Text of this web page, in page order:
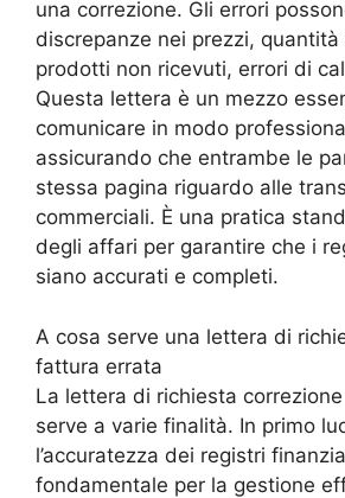
una correzione. Gli errori
discrepanze nei prezzi,
prodotti non ricevuti, errori di
Questa lettera è un mezzo
comunicare in modo
assicurando che entrambe le
stessa pagina riguardo alle
commerciali. È una pratica
degli affari per garantire che i
siano accurati e completi.
A cosa serve una lettera di
fattura errata
La lettera di richiesta
serve a varie finalità. In primo
l’accuratezza dei registri
fondamentale per la gestione